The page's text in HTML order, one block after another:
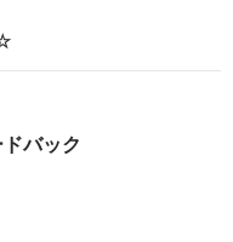
バック